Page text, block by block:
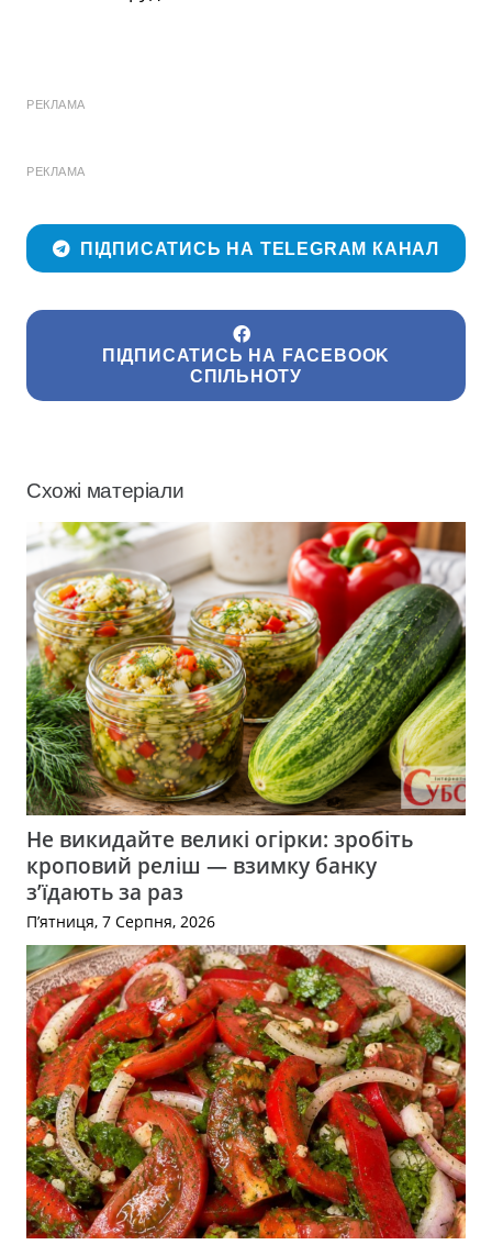
РЕКЛАМА
РЕКЛАМА
ПІДПИСАТИСЬ НА TELEGRAM КАНАЛ
ПІДПИСАТИСЬ НА FACEBOOK
СПІЛЬНОТУ
Схожі матеріали
Не викидайте великі огірки: зробіть
кроповий реліш — взимку банку
з’їдають за раз
П’ятниця, 7 Серпня, 2026